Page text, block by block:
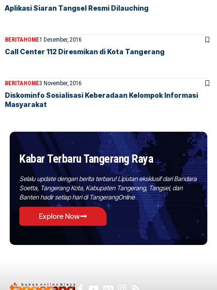
Aplikasi Siaran Tangsel Resmi Dilauching
BERITAHOME1 Desember, 2016
Call Center 112 Diresmikan di Kota Tangerang
BERITAHOME3 November, 2016
Diskominfo Sosialisasi Keberadaan Kelompok Informasi
Masyarakat
Kabar Terbaru Tangerang Raya
Selalu update dengan berita terbaru! Liputan eksklusif dari Bandara
Soetta, Tangerang Kota, Kabupaten Tangerang, Tangsel, dan
Banten hadir setiap hari di TangerangOnline
Explore Now